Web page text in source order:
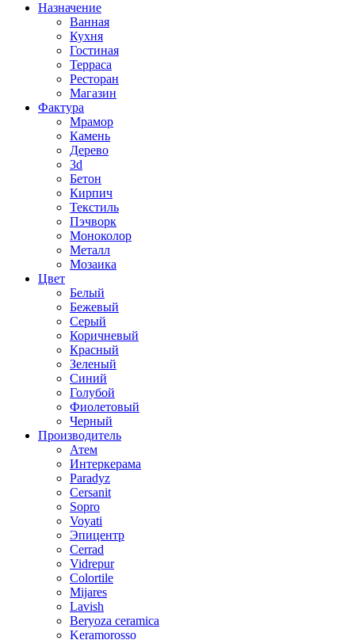
Назначение
Ванная
Кухня
Гостиная
Терраса
Ресторан
Магазин
Фактура
Мрамор
Камень
Дерево
3d
Бетон
Кирпич
Текстиль
Пэчворк
Моноколор
Металл
Мозаика
Цвет
Белый
Бежевый
Серый
Коричневый
Красный
Зеленый
Синий
Голубой
Фиолетовый
Черный
Производитель
Атем
Интеркерама
Paradyz
Cersanit
Sopro
Voyati
Эпицентр
Cerrad
Vidrepur
Colortile
Mijares
Lavish
Beryoza ceramica
Keramorosso